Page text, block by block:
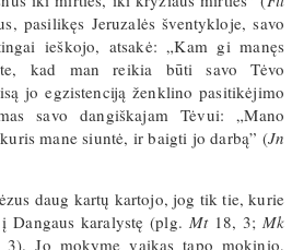
pasilikęs Jeruzalės šventykloje, savo
ieškojo, atsakė: „Kam gi manęs
kad man reikia būti savo Tėvo
jo egzistenciją ženklino pasitikėjimo
savo dangiškajam Tėvui: „Mano
mane siuntė, ir baigti jo darbą” (Jn
daug kartų kartojo, jog tik tie, kurie
Dangaus karalystę (plg. Mt18, 3; Mk
3). Jo mokyme vaikas tapo mokinio,